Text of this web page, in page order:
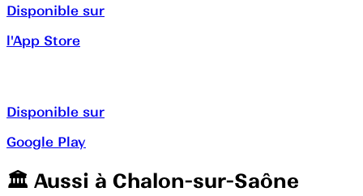
Disponible sur
l'App Store
Disponible sur
Google Play
🏛️️ Aussi à Chalon-sur-Saône